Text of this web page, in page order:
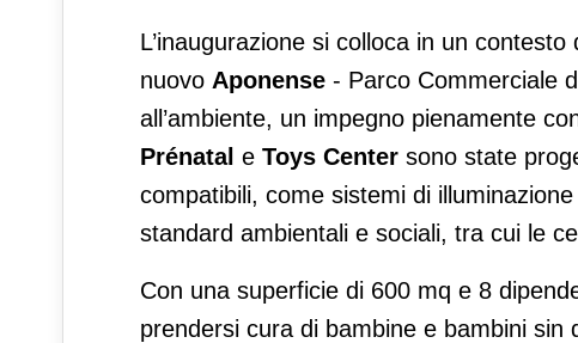
L’inaugurazione si colloca in un
nuovo Aponense - Parco Commerciale
all’ambiente, un impegno pienamente
Prénatal e Toys Center sono state
compatibili, come sistemi di
standard ambientali e sociali, tra cui le
Con una superficie di 600 mq e 8
prendersi cura di bambine e bambini